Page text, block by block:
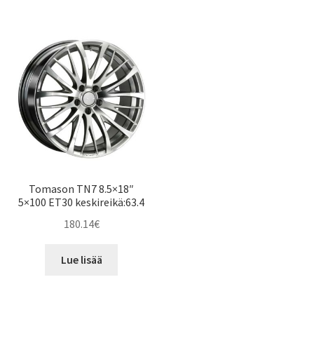
Tomason TN7 8.5×18″
5×100 ET30 keskireikä:63.4
180.14€
Lue lisää